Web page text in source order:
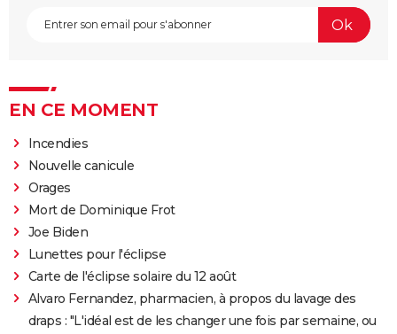
EN CE MOMENT
Incendies
Nouvelle canicule
Orages
Mort de Dominique Frot
Joe Biden
Lunettes pour l'éclipse
Carte de l'éclipse solaire du 12 août
Alvaro Fernandez, pharmacien, à propos du lavage des
draps : "L'idéal est de les changer une fois par semaine, ou